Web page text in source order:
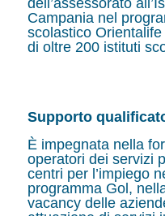
dell’assessorato
Campania nel
scolastico
di oltre 200 istituti
Supporto
È impegnata nella
operatori dei servizi
centri per l’impiego
programma Gol,
vacancy delle